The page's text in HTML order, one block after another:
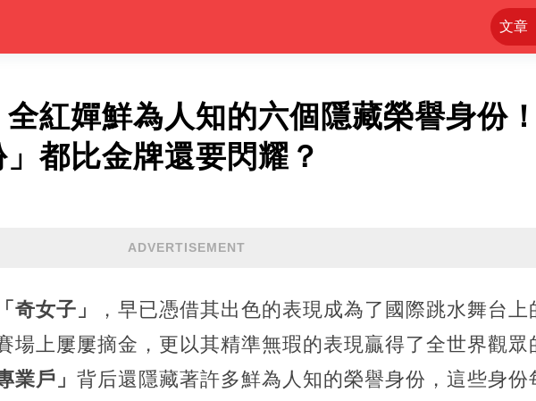
文章
全紅嬋鮮為人知的六個隱藏榮譽身份
都比金牌還要閃耀？
ADVERTISEMENT
「奇女子」
，早已憑借其出色的表現成為了國際跳水舞台上
場上屢屢摘金，更以其精準無瑕的表現贏得了全世界觀眾
業戶」 背后還隱藏著許多鮮為人知的榮譽身份，這些身份